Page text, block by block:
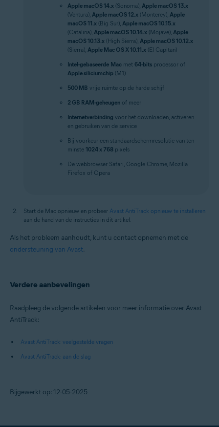
Apple macOS 14.x (Sonoma), Apple macOS 13.x
(Ventura), Apple macOS 12.x (Monterey), Apple
macOS 11.x (Big Sur), Apple macOS 10.15.x
(Catalina), Apple macOS 10.14.x (Mojave), Apple
macOS 10.13.x (High Sierra), Apple macOS 10.12.x
(Sierra), Apple Mac OS X 10.11.x (El Capitan)
Intel-gebaseerde Mac met 64-bits processor of
Apple siliciumchip (M1)
500 MB vrije ruimte op de harde schijf
2 GB RAM-geheugen of meer
Internetverbinding voor het downloaden, activeren
en gebruiken van de service
Bij voorkeur een standaardschermresolutie van ten
minste 1024 x 768 pixels
De webbrowser Safari, Google Chrome, Mozilla
Firefox of Opera
Start de Mac opnieuw en probeer Avast AntiTrack opnieuw te installeren
aan de hand van de instructies in dit artikel.
Als het probleem aanhoudt, kunt u contact opnemen met de
ondersteuning van Avast.
Verdere aanbevelingen
Raadpleeg de volgende artikelen voor meer informatie over Avast
AntiTrack:
Avast AntiTrack: veelgestelde vragen
Avast AntiTrack: aan de slag
Bijgewerkt op: 12-05-2025